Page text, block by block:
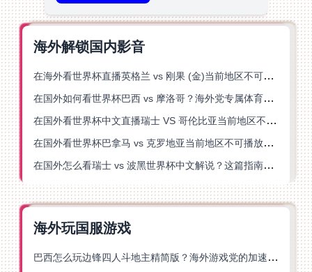
海外解锁国内影音
在海外看世界杯直播英格兰 vs 刚果 (金)当前地区不可播放？这篇指南帮你突破所有限制
在国外如何看世界杯巴西 vs 摩洛哥？海外党专属体育观赛指南来了
在国外看世界杯中文直播瑞士 VS 哥伦比亚当前地区不可播放？这篇指南帮你搞定
在国外看世界杯巴拿马 vs 克罗地亚当前地区不可播放？这篇指南帮你轻松解决海外体育直播难题
在国外怎么看瑞士 vs 波黑世界杯中文解说？这篇指南帮你搞定所有地区限制问题
海外玩国服游戏
巴西怎么玩边锋四人斗地主精简版？海外游戏党的加速器终极选择